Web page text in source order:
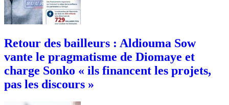
Retour des bailleurs : Aldiouma Sow
vante le pragmatisme de Diomaye et
charge Sonko « ils financent les projets,
pas les discours »